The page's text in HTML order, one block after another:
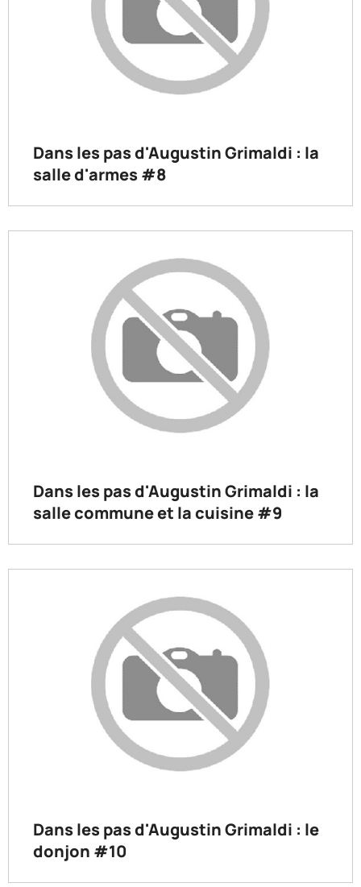
Dans les pas d'Augustin Grimaldi : la
salle d'armes #8
Dans les pas d'Augustin Grimaldi : la
salle commune et la cuisine #9
Dans les pas d'Augustin Grimaldi : le
donjon #10